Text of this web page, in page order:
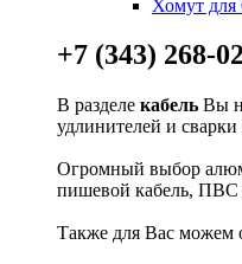
Хомут
+7 (343)
В разделе кабель Вы
удлинителей и
Огромный выбор
пишевой кабель, ПВС
Также для Вас можем